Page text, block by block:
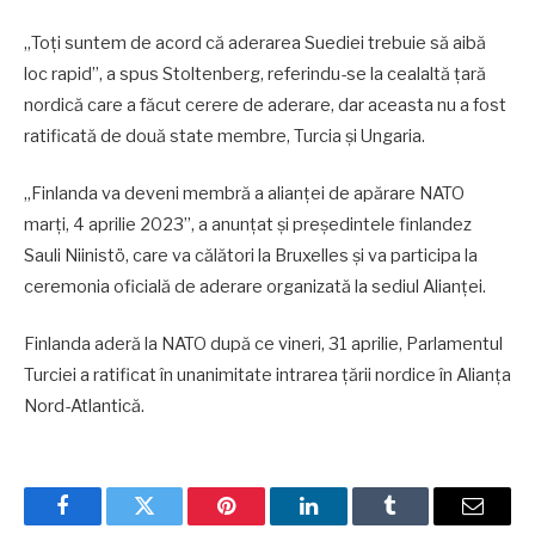
„Toţi suntem de acord că aderarea Suediei trebuie să aibă
loc rapid”, a spus Stoltenberg, referindu-se la cealaltă ţară
nordică care a făcut cerere de aderare, dar aceasta nu a fost
ratificată de două state membre, Turcia şi Ungaria.
„Finlanda va deveni membră a alianței de apărare NATO
marți, 4 aprilie 2023”, a anunțat și președintele finlandez
Sauli Niinistö, care va călători la Bruxelles și va participa la
ceremonia oficială de aderare organizată la sediul Alianței.
Finlanda aderă la NATO după ce vineri, 31 aprilie, Parlamentul
Turciei a ratificat în unanimitate intrarea țării nordice în Alianța
Nord-Atlantică.
FacebookTwitter Pinterest LinkedInTumblr Email